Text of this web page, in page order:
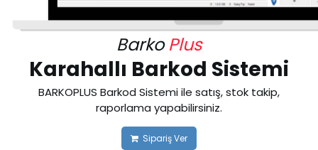
BarkoPlus
Karahallı Barkod Sistemi
BARKOPLUS Barkod Sistemi ile satış, stok takip,
raporlama yapabilirsiniz.
Sipariş Ver